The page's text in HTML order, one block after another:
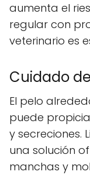
aumenta el
regular con
veterinario es
Cuidado
El pelo
puede
y secreciones.
una solución
manchas y